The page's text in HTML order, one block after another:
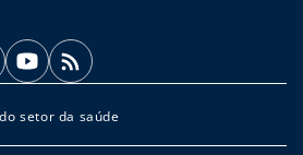
setor da saúde